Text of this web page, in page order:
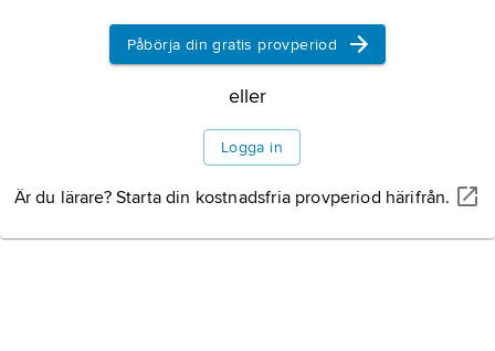
Påbörja din gratis provperiod
eller
Logga in
Är du lärare? Starta din kostnadsfria provperiod härifrån.